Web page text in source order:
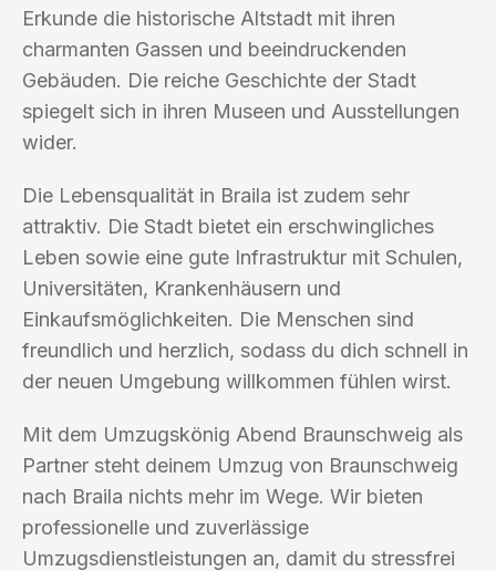
Erkunde die historische Altstadt mit ihren
charmanten Gassen und beeindruckenden
Gebäuden. Die reiche Geschichte der Stadt
spiegelt sich in ihren Museen und Ausstellungen
wider.
Die Lebensqualität in Braila ist zudem sehr
attraktiv. Die Stadt bietet ein erschwingliches
Leben sowie eine gute Infrastruktur mit Schulen,
Universitäten, Krankenhäusern und
Einkaufsmöglichkeiten. Die Menschen sind
freundlich und herzlich, sodass du dich schnell in
der neuen Umgebung willkommen fühlen wirst.
Mit dem Umzugskönig Abend Braunschweig als
Partner steht deinem Umzug von Braunschweig
nach Braila nichts mehr im Wege. Wir bieten
professionelle und zuverlässige
Umzugsdienstleistungen an, damit du stressfrei